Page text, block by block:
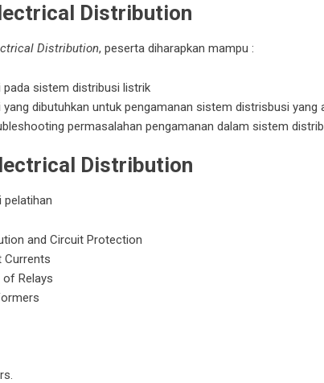
Distribution
Distribution, peserta diharapkan mampu :
sistem distribusi listrik
dibutuhkan untuk pengamanan sistem distrisbusi yang
permasalahan pengamanan dalam sistem
Distribution
pelatihan
and Circuit Protection
Currents
Relays